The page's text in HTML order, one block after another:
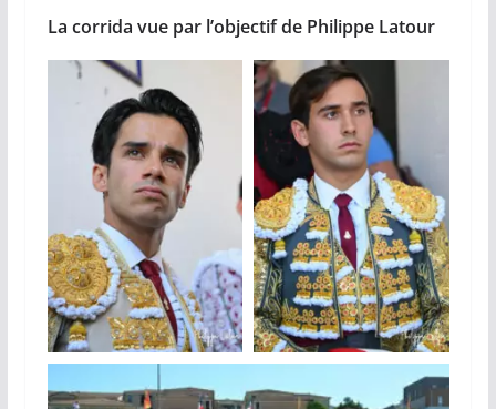
La corrida vue par l’objectif de Philippe Latour